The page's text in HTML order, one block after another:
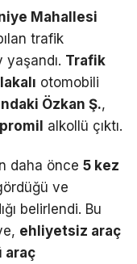
Mahallesi
trafik
yaşandı. Trafik
otomobili
Özkan Ş.,
alkollü çıktı.
daha önce 5 kez
ve
belirlendi. Bu
ehliyetsiz araç
araç